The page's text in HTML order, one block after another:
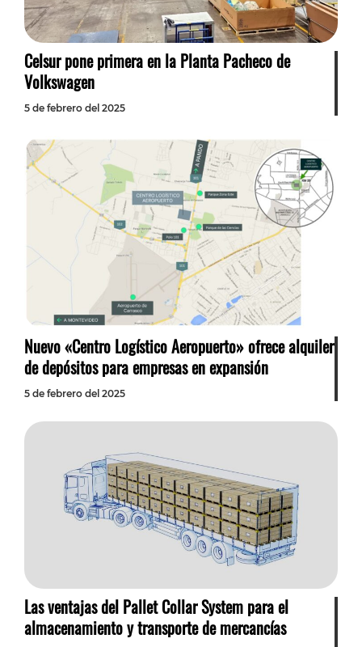
Celsur pone primera en la Planta Pacheco de
Volkswagen
5 de febrero del 2025
Nuevo «Centro Logístico Aeropuerto» ofrece alquiler
de depósitos para empresas en expansión
5 de febrero del 2025
Las ventajas del Pallet Collar System para el
almacenamiento y transporte de mercancías